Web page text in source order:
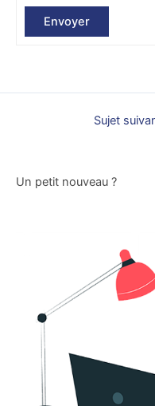
Envoyer
Sujet
Un petit nouveau ?